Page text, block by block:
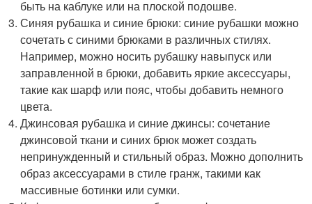
быть на каблуке или на плоской подошве.
Синяя рубашка и синие брюки: синие рубашки можно
сочетать с синими брюками в различных стилях.
Например, можно носить рубашку навыпуск или
заправленной в брюки, добавить яркие аксессуары,
такие как шарф или пояс, чтобы добавить немного
цвета.
Джинсовая рубашка и синие джинсы: сочетание
джинсовой ткани и синих брюк может создать
непринужденный и стильный образ. Можно дополнить
образ аксессуарами в стиле гранж, такими как
массивные ботинки или сумки.